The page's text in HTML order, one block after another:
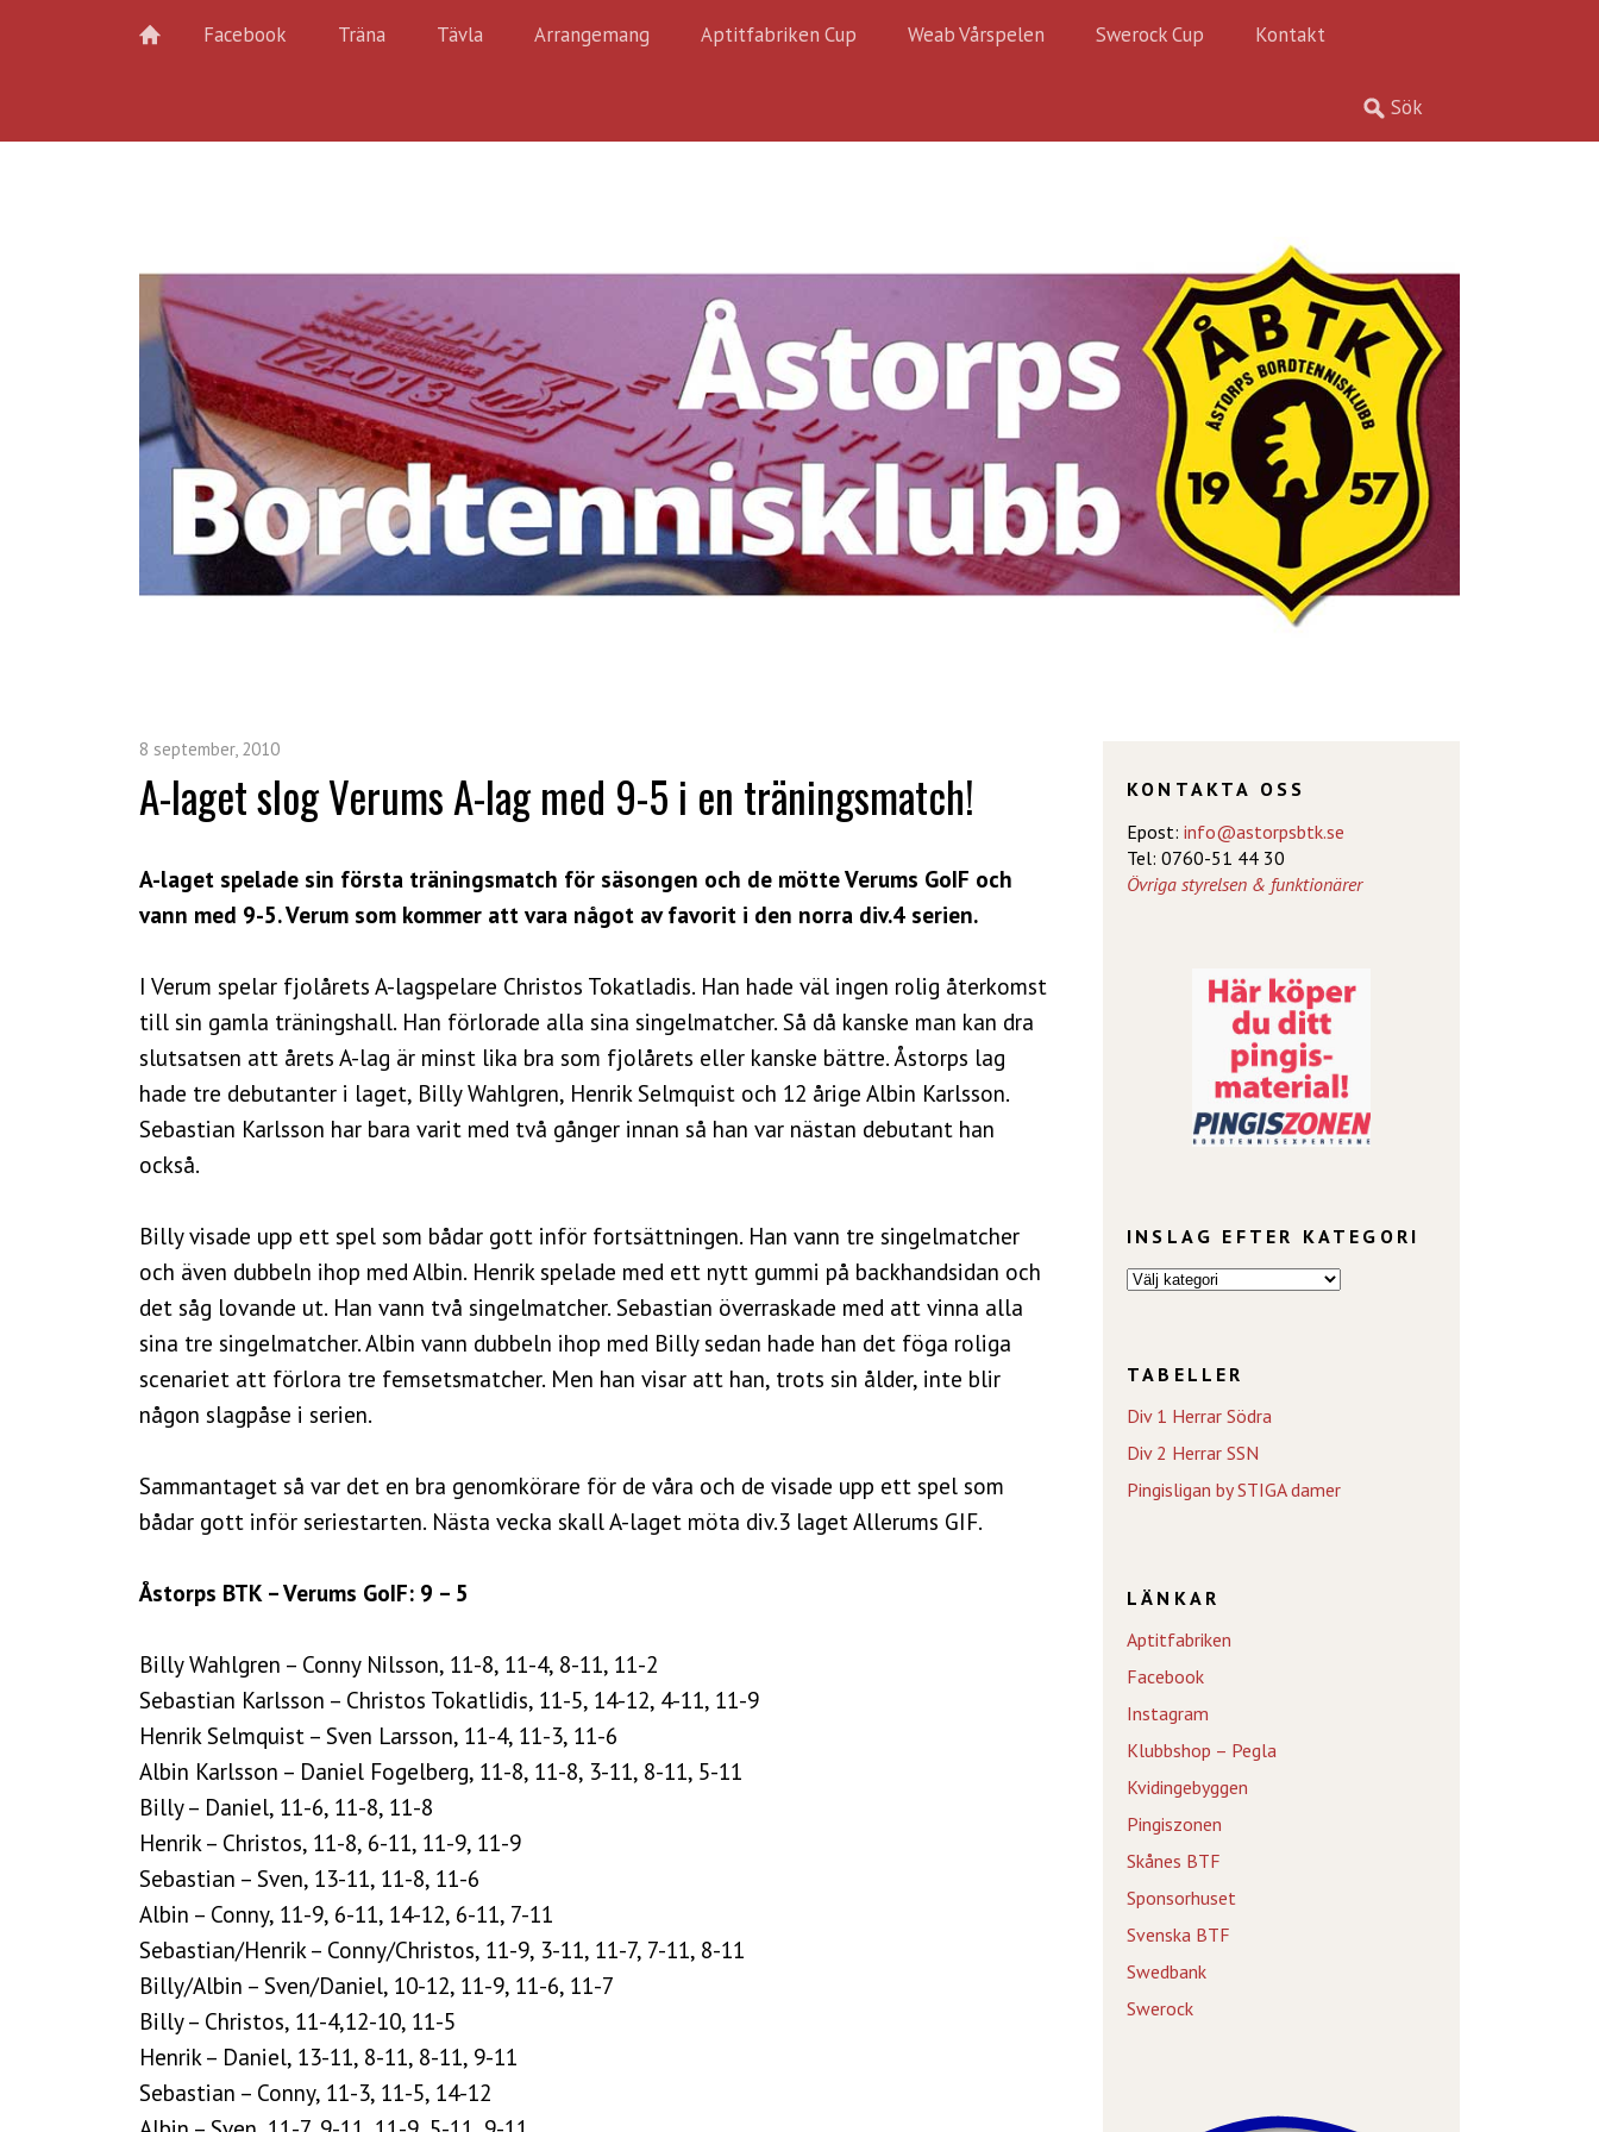
Facebook Träna Tävla Arrangemang Aptitfabriken Cup Weab Vårspelen Swerock Cup Kontakt
8 september, 2010
A-laget slog Verums A-lag med 9-5 i en träningsmatch!
A-laget spelade sin första träningsmatch för säsongen och de mötte Verums GoIF och
vann med 9-5. Verum som kommer att vara något av favorit i den norra div.4 serien.
I Verum spelar fjolårets A-lagspelare Christos Tokatladis. Han hade väl ingen rolig återkomst
till sin gamla träningshall. Han förlorade alla sina singelmatcher. Så då kanske man kan dra
slutsatsen att årets A-lag är minst lika bra som fjolårets eller kanske bättre. Åstorps lag
hade tre debutanter i laget, Billy Wahlgren, Henrik Selmquist och 12 årige Albin Karlsson.
Sebastian Karlsson har bara varit med två gånger innan så han var nästan debutant han
också.
Billy visade upp ett spel som bådar gott inför fortsättningen. Han vann tre singelmatcher
och även dubbeln ihop med Albin. Henrik spelade med ett nytt gummi på backhandsidan och
det såg lovande ut. Han vann två singelmatcher. Sebastian överraskade med att vinna alla
sina tre singelmatcher. Albin vann dubbeln ihop med Billy sedan hade han det föga roliga
scenariet att förlora tre femsetsmatcher. Men han visar att han, trots sin ålder, inte blir
någon slagpåse i serien.
Sammantaget så var det en bra genomkörare för de våra och de visade upp ett spel som
bådar gott inför seriestarten. Nästa vecka skall A-laget möta div.3 laget Allerums GIF.
Åstorps BTK – Verums GoIF: 9 – 5
Billy Wahlgren – Conny Nilsson, 11-8, 11-4, 8-11, 11-2
Sebastian Karlsson – Christos Tokatlidis, 11-5, 14-12, 4-11, 11-9
Henrik Selmquist – Sven Larsson, 11-4, 11-3, 11-6
Albin Karlsson – Daniel Fogelberg, 11-8, 11-8, 3-11, 8-11, 5-11
Billy – Daniel, 11-6, 11-8, 11-8
Henrik – Christos, 11-8, 6-11, 11-9, 11-9
Sebastian – Sven, 13-11, 11-8, 11-6
Albin – Conny, 11-9, 6-11, 14-12, 6-11, 7-11
Sebastian/Henrik – Conny/Christos, 11-9, 3-11, 11-7, 7-11, 8-11
Billy/Albin – Sven/Daniel, 10-12, 11-9, 11-6, 11-7
Billy – Christos, 11-4,12-10, 11-5
Henrik – Daniel, 13-11, 8-11, 8-11, 9-11
Sebastian – Conny, 11-3, 11-5, 14-12
KONTAKTA OSS
Epost: info@astorpsbtk.se
Tel: 0760-51 44 30
Övriga styrelsen & funktionärer
INSLAG EFTER KATEGORI
TABELLER
Div 1 Herrar Södra
Div 2 Herrar SSN
Pingisligan by STIGA damer
LÄNKAR
Aptitfabriken
Facebook
Instagram
Klubbshop – Pegla
Kvidingebyggen
Pingiszonen
Skånes BTF
Sponsorhuset
Svenska BTF
Swedbank
Swerock